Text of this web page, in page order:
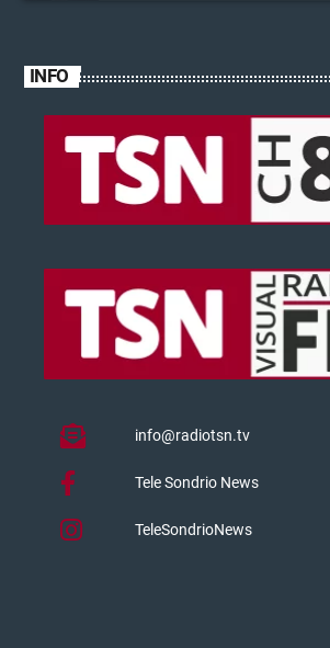
INFO
info@radiotsn.tv
Tele Sondrio News
TeleSondrioNews